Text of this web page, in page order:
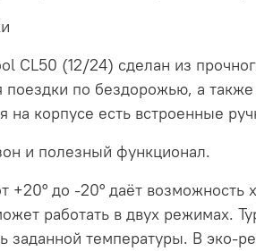
CL50 (12/24) сделан из
поездки по бездорожью, а
корпусе есть встроенные
и полезный функционал.
+20° до -20° даёт
работать в двух режимах.
заданной температуры. В эко-